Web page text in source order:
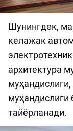
Шунингдек,
келажак
архитектура
муҳандислиги
тайёрланади.